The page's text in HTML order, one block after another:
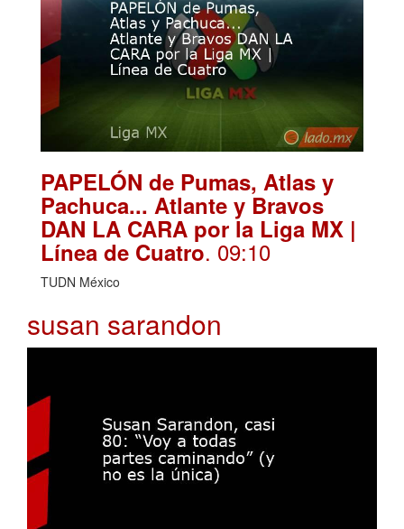
PAPELÓN de Pumas, Atlas y
Pachuca... Atlante y Bravos
DAN LA CARA por la Liga MX |
Línea de Cuatro. 09:10
TUDN México
susan sarandon